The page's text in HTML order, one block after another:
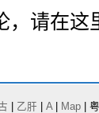
请在这
乙肝 A| Map |